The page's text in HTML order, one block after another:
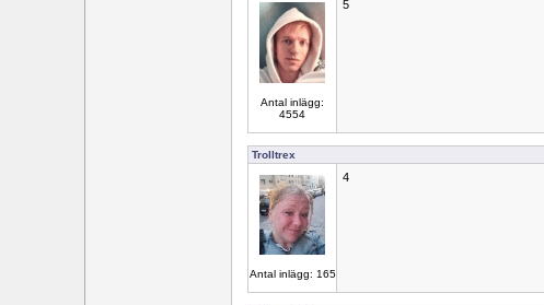
Antal inlägg:
4554
5
Trolltrex
Antal inlägg: 165
4